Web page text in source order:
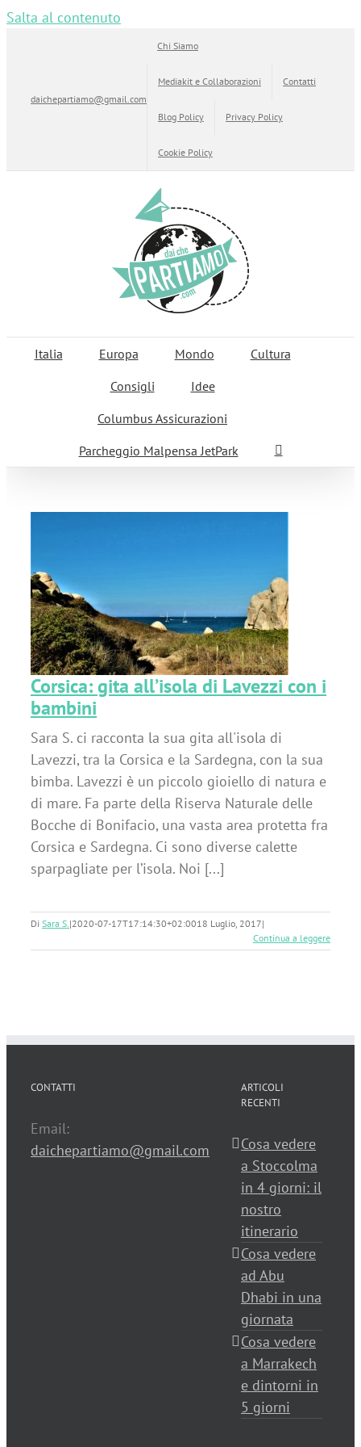
Salta al contenuto
daichepartiamo@gmail.com
Chi Siamo
Mediakit e Collaborazioni Contatti
Blog Policy Privacy Policy
Cookie Policy
Italia Europa Mondo
Cultura
Consigli
Idee
Columbus Assicurazioni
Parcheggio Malpensa JetPark
Corsica: gita all’isola di Lavezzi con i
bambini
Sara S. ci racconta la sua gita all'isola di
Lavezzi, tra la Corsica e la Sardegna, con la sua
bimba. Lavezzi è un piccolo gioiello di natura e
di mare. Fa parte della Riserva Naturale delle
Bocche di Bonifacio, una vasta area protetta fra
Corsica e Sardegna. Ci sono diverse calette
sparpagliate per l’isola. Noi [...]
Di Sara S.|2020-07-17T17:14:30+02:0018 Luglio, 2017|
Continua a leggere
CONTATTI
Email:
daichepartiamo@gmail.com
ARTICOLI
RECENTI
Cosa vedere
a Stoccolma
in 4 giorni: il
nostro
itinerario
Cosa vedere
ad Abu
Dhabi in una
giornata
Cosa vedere
a Marrakech
e dintorni in
5 giorni